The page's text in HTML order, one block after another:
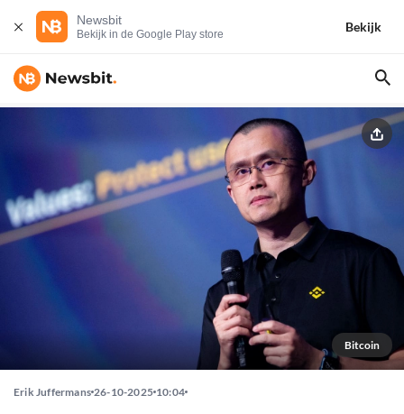
Newsbit
Bekijk in de Google Play store
Bekijk
Bitcoin
Erik Juffermans 26-10-2025 10:04